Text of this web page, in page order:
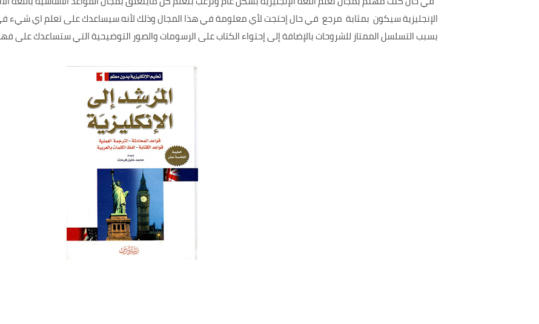
الإنجليزية سيكون بمثابة مرجع في حال إحتجت لأي معلومة في هذا المجال وذلك لأنه سيساعدك على تعلم اي شيء
بسبب التسلسل الممتاز للشروحات بالإضافة إلى إحتواء الكتاب على الرسومات والصور التوضيحية التي ستساعدك